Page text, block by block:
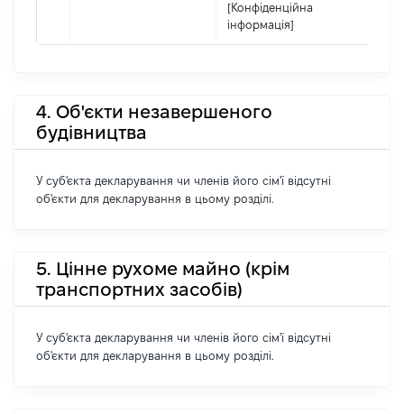
[Конфіденційна
інформація]
4. Об'єкти незавершеного
будівництва
У суб'єкта декларування чи членів його сім'ї відсутні
об'єкти для декларування в цьому розділі.
5. Цінне рухоме майно (крім
транспортних засобів)
У суб'єкта декларування чи членів його сім'ї відсутні
об'єкти для декларування в цьому розділі.